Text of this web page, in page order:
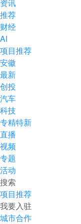
资讯
推荐
财经
AI
项目推荐
安徽
最新
创投
汽车
科技
专精特新
直播
视频
专题
活动
搜索
项目推荐
我要入驻
城市合作